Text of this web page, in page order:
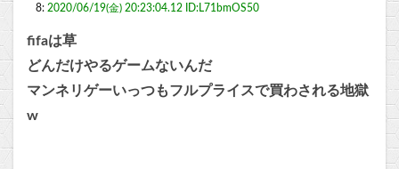
8: 2020/06/19(金) 20:23:04.12 ID:L71bmOS50
fifaは草
どんだけやるゲームないんだ
マンネリゲーいっつもフルプライスで買わされる地獄
w